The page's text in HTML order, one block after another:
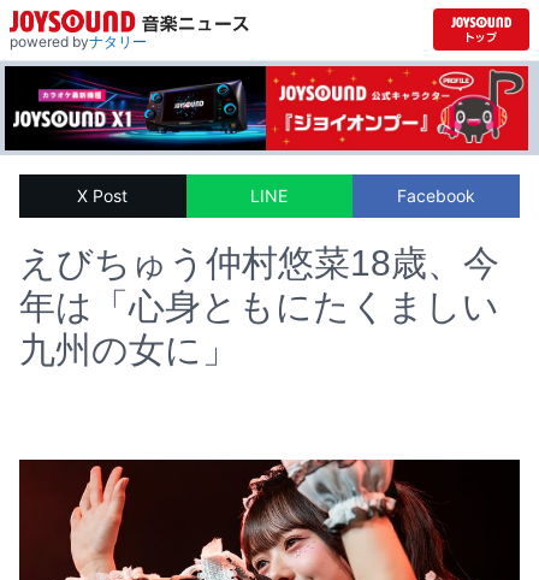
powered byナタリー
X Post LINE Facebook
えびちゅう仲村悠菜18歳、今
年は「心身ともにたくましい
九州の女に」